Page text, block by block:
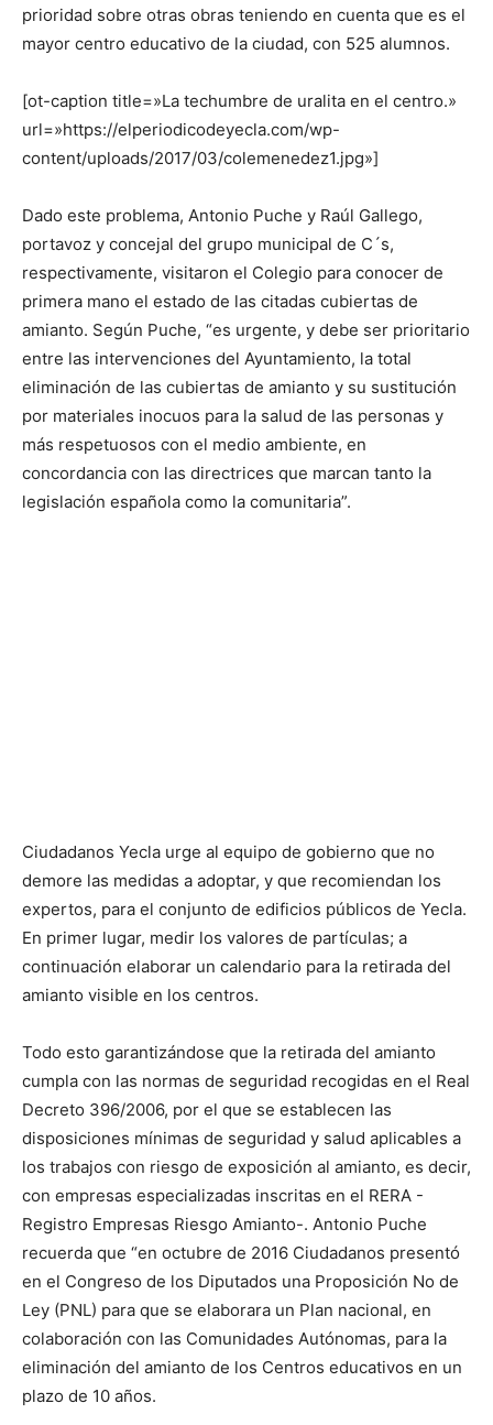
prioridad sobre otras obras teniendo en cuenta que es el
mayor centro educativo de la ciudad, con 525 alumnos.
[ot-caption title=»La techumbre de uralita en el centro.»
url=»https://elperiodicodeyecla.com/wp-
content/uploads/2017/03/colemenedez1.jpg»]
Dado este problema, Antonio Puche y Raúl Gallego,
portavoz y concejal del grupo municipal de C´s,
respectivamente, visitaron el Colegio para conocer de
primera mano el estado de las citadas cubiertas de
amianto. Según Puche, “es urgente, y debe ser prioritario
entre las intervenciones del Ayuntamiento, la total
eliminación de las cubiertas de amianto y su sustitución
por materiales inocuos para la salud de las personas y
más respetuosos con el medio ambiente, en
concordancia con las directrices que marcan tanto la
legislación española como la comunitaria”.
Ciudadanos Yecla urge al equipo de gobierno que no
demore las medidas a adoptar, y que recomiendan los
expertos, para el conjunto de edificios públicos de Yecla.
En primer lugar, medir los valores de partículas; a
continuación elaborar un calendario para la retirada del
amianto visible en los centros.
Todo esto garantizándose que la retirada del amianto
cumpla con las normas de seguridad recogidas en el Real
Decreto 396/2006, por el que se establecen las
disposiciones mínimas de seguridad y salud aplicables a
los trabajos con riesgo de exposición al amianto, es decir,
con empresas especializadas inscritas en el RERA -
Registro Empresas Riesgo Amianto-. Antonio Puche
recuerda que “en octubre de 2016 Ciudadanos presentó
en el Congreso de los Diputados una Proposición No de
Ley (PNL) para que se elaborara un Plan nacional, en
colaboración con las Comunidades Autónomas, para la
eliminación del amianto de los Centros educativos en un
plazo de 10 años.